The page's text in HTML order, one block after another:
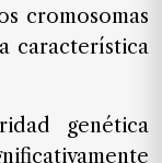
cromosomas
característica
genética